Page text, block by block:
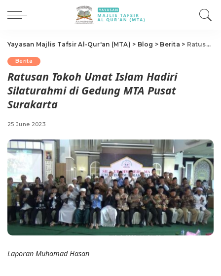
Yayasan Majlis Tafsir Al-Qur'an (MTA) > Blog > Berita > Ratusan Tokoh Umat Islam Hadiri Silaturahmi di Gedung MTA Pusat Surakarta
Berita
Ratusan Tokoh Umat Islam Hadiri
Silaturahmi di Gedung MTA Pusat
Surakarta
25 June 2023
Laporan Muhamad Hasan